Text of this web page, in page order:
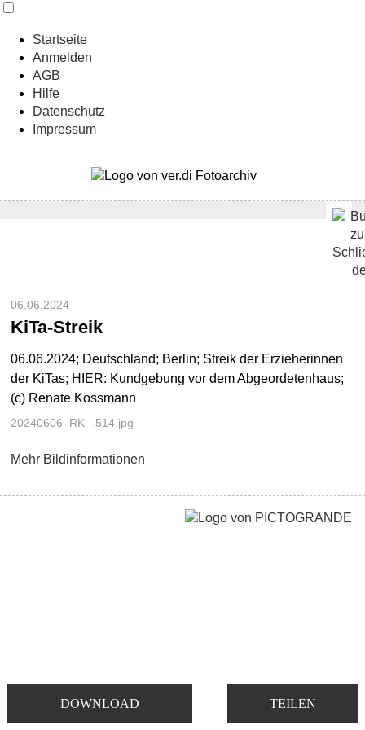
Startseite
Anmelden
AGB
Hilfe
Datenschutz
Impressum
DOWNLOAD TEILEN
06.06.2024
KiTa-Streik
06.06.2024; Deutschland; Berlin; Streik der Erzieherinnen
der KiTas; HIER: Kundgebung vor dem Abgeordetenhaus;
(c) Renate Kossmann
20240606_RK_-514.jpg
Mehr Bildinformationen